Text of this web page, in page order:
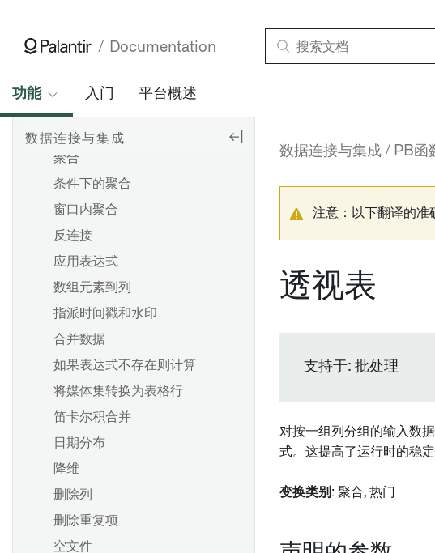
Documentation
功能 入门 平台概述
数据连接与集成
基于文件的同步
优化 JDBC 同步
故障排除参考
安装修补包
配置 SLT（SAP Landscape
Server）
Connector 2.0 for SAP
Applications 或远程代理
Palantir Foundry Connector
2.0 以 SAP 应用的管理控制台
2.0 以 SAP 应用程序的参数
设置和配置清理任务
授权角色
备份和恢复 Palantir Foundry
Connector 2.0 以用于 SAP 应
用程序
创建一个新的来源
源探索
Foundry SAP 同步
使用 Pipeline Builder 创建数
使用Pipeline Builder创建媒体
理管道
使用代码库创建媒体集批处理
管道
使用Pipeline Builder创建增量
管道
概述
创建增量同步
保持高性能
流式管道：概述
调试失败的管道
调试失败的流
排查内存不足（OOM）出错
排查计划
Spark 概念
理解 Spark 细节
Spark UI [测试版]
理解计算使用情况
原生加速
应用Spark配置文件
Spark配置文件参考
概述
设置投影
高级细节
Foundry 使用优化
应用
概述
添加数据集
自动生成输入数据
批量输入数据集的计算模式
概览
变换数据
合并数据
合并数据
创建地理空间变换
在Pipeline Builder中创建唯一
ID
PB函数转换
聚合
条件下的聚合
窗口内聚合
反连接
应用表达式
数组元素到列
指派时间戳和水印
合并数据
如果表达式不存在则计算
将媒体集转换为表格行
笛卡尔积合并
日期分布
降维
删除列
删除重复项
空文件
数据连接与集成 PB函
注意：以下翻译的准
透视表
支持于: 批处理
对按一组列分组的输入数
式。这提高了运行时的稳定
变换类别 : 聚合, 热门